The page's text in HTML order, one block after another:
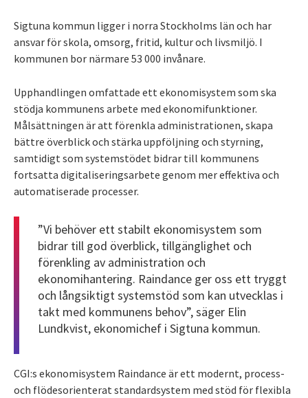
Sigtuna kommun ligger i norra Stockholms län och har
ansvar för skola, omsorg, fritid, kultur och livsmiljö. I
kommunen bor närmare 53 000 invånare.
Upphandlingen omfattade ett ekonomisystem som ska
stödja kommunens arbete med ekonomifunktioner.
Målsättningen är att förenkla administrationen, skapa
bättre överblick och stärka uppföljning och styrning,
samtidigt som systemstödet bidrar till kommunens
fortsatta digitaliseringsarbete genom mer effektiva och
automatiserade processer.
”Vi behöver ett stabilt ekonomisystem som
bidrar till god överblick, tillgänglighet och
förenkling av administration och
ekonomihantering. Raindance ger oss ett tryggt
och långsiktigt systemstöd som kan utvecklas i
takt med kommunens behov”, säger Elin
Lundkvist, ekonomichef i Sigtuna kommun.
CGI:s ekonomisystem Raindance är ett modernt, process-
och flödesorienterat standardsystem med stöd för flexibla